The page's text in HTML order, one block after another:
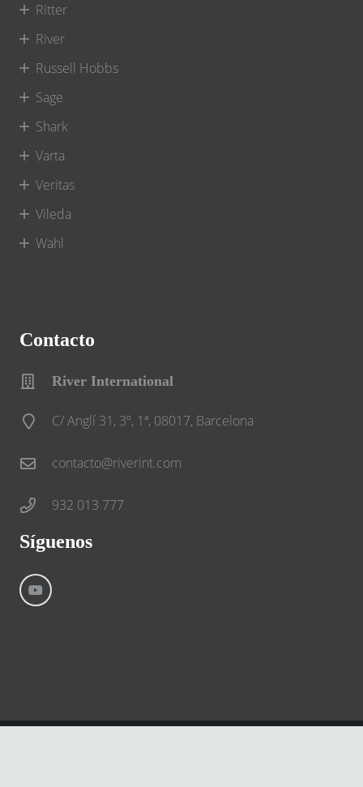
Ritter
River
Russell Hobbs
Sage
Shark
Varta
Veritas
Vileda
Wahl
Contacto
River International
C/ Anglí 31, 3º, 1ª, 08017, Barcelona
contacto@riverint.com
932 013 777
Síguenos